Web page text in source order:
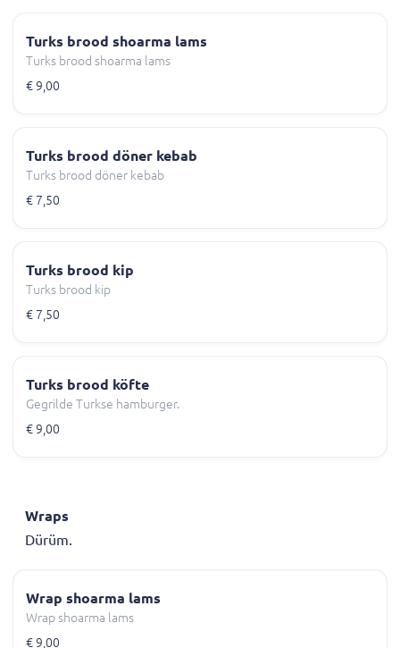
Turks brood shoarma lams
Turks brood shoarma lams
€ 9,00
Turks brood döner kebab
Turks brood döner kebab
€ 7,50
Turks brood kip
Turks brood kip
€ 7,50
Turks brood köfte
Gegrilde Turkse hamburger.
€ 9,00
Wraps
Dürüm.
Wrap shoarma lams
Wrap shoarma lams
€ 9,00